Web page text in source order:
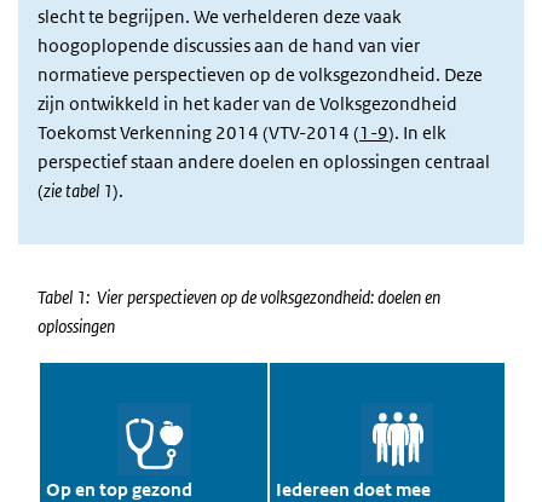
slecht te begrijpen. We verhelderen deze vaak
hoogoplopende discussies aan de hand van vier
normatieve perspectieven op de volksgezondheid. Deze
zijn ontwikkeld in het kader van de Volksgezondheid
Toekomst Verkenning 2014 (VTV-2014 (1-9). In elk
perspectief staan andere doelen en oplossingen centraal
(zie tabel 1).
Tabel 1: Vier perspectieven op de volksgezondheid: doelen en
oplossingen
Op en top gezond Iedereen doet mee